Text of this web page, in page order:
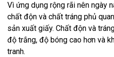
Vì ứng dụng rộng rãi nên ngày
chất độn và chất tráng phủ
sản xuất giấy. Chất độn và
độ trắng, độ bóng cao hơn và
tranh.